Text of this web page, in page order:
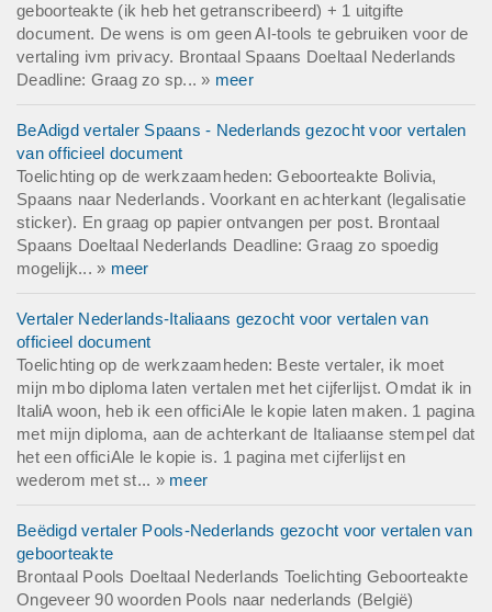
geboorteakte (ik heb het getranscribeerd) + 1 uitgifte
document. De wens is om geen AI-tools te gebruiken voor de
vertaling ivm privacy. Brontaal Spaans Doeltaal Nederlands
Deadline: Graag zo sp... » meer
BeAdigd vertaler Spaans - Nederlands gezocht voor vertalen
van officieel document
Toelichting op de werkzaamheden: Geboorteakte Bolivia,
Spaans naar Nederlands. Voorkant en achterkant (legalisatie
sticker). En graag op papier ontvangen per post. Brontaal
Spaans Doeltaal Nederlands Deadline: Graag zo spoedig
mogelijk... » meer
Vertaler Nederlands-Italiaans gezocht voor vertalen van
officieel document
Toelichting op de werkzaamheden: Beste vertaler, ik moet
mijn mbo diploma laten vertalen met het cijferlijst. Omdat ik in
ItaliA woon, heb ik een officiAle le kopie laten maken. 1 pagina
met mijn diploma, aan de achterkant de Italiaanse stempel dat
het een officiAle le kopie is. 1 pagina met cijferlijst en
wederom met st... » meer
Beëdigd vertaler Pools-Nederlands gezocht voor vertalen van
geboorteakte
Brontaal Pools Doeltaal Nederlands Toelichting Geboorteakte
Ongeveer 90 woorden Pools naar nederlands (België)